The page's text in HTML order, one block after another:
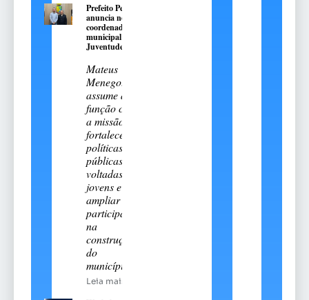
Prefeito Pedro
anuncia novo
coordenador
municipal da
Juventude
Mateus
Menegotto
assume a
função com
a missão de
fortalecer
políticas
públicas
voltadas aos
jovens e
ampliar sua
participação
na
construção
do
município
Leia mais